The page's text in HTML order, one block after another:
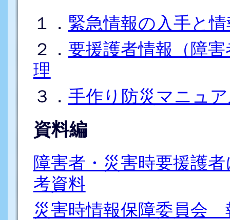
１． 緊急情報の入手と
２． 要援護者情報（障
理
３． 手作り防災マニュ
資料編
障害者・災害時要援護
考資料
災害時情報保障委員会